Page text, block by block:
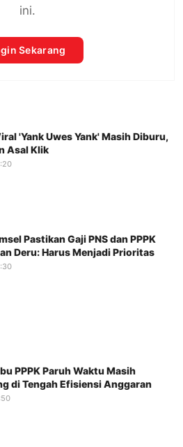
ini.
Sekarang
'Yank Uwes Yank' Masih Diburu,
Asal Klik
Pastikan Gaji PNS dan PPPK
Deru: Harus Menjadi Prioritas
PPPK Paruh Waktu Masih
di Tengah Efisiensi Anggaran